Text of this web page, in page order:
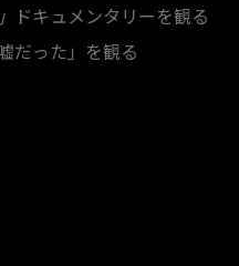
ドキュメンタリーを観る
だった」を観る